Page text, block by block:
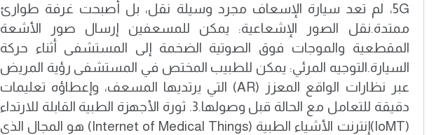
5G، لم تعد سيارة الإسعاف مجرد وسيلة نقل، بل أصبحت غرفة طوارئ
ممتدة. ​نقل الصور الإشعاعية: يمكن للمسعفين إرسال صور الأشعة
المقطعية والموجات فوق الصوتية الضخمة إلى المستشفى أثناء حركة
السيارة. ​التوجيه المرئي: يمكن للطبيب المختص في المستشفى رؤية المريض
عبر نظارات الواقع المعزز (AR) التي يرتديها المسعف، وإعطاؤه تعليمات
دقيقة للتعامل مع الحالة قبل وصولها. ​3. ثورة الأجهزة الطبية القابلة للارتداء
(IoMT) ​إنترنت الأشياء الطبية (Internet of Medical Things) هو المجال الذي